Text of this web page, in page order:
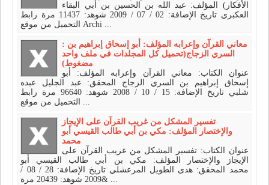
الأفكار) المؤلف: عبد الله بن الحسين بن أبي البقاء
العكبري تاريخ الإضافة: 02 / 07 / 2009 شوهد: 11437 مرة رابط
التحميل من موقع Archi ...
: معاني القرآن وإعرابه المؤلف: أبو إسحاق إبراهيم بن
السري الزجاج(تحميل كل المجلدات في ملف واحد
مضغوط)
عنوان الكتاب: معاني القرآن وإعرابه المؤلف: أبو
إسحاق إبراهيم بن السري الزجاج المحقق: عبد الجليل عبده
شلبي تاريخ الإضافة: 15 / 10 / 2008 شوهد: 96640 مرة رابط
التحميل من موقع ...
تفسير المشكل من غريب القرآن على الإيجاز
والإختصار المؤلف: مكي بن أبي طالب القيسي أبو
محمد
عنوان الكتاب: تفسير المشكل من غريب القرآن على
الإيجاز والإختصار المؤلف: مكي بن أبي طالب القيسي أبو
محمد المحقق: هدى الطويل المرعشلي تاريخ الإضافة: 28 / 08 /
2009 شوهد: 20439 مرة& ...